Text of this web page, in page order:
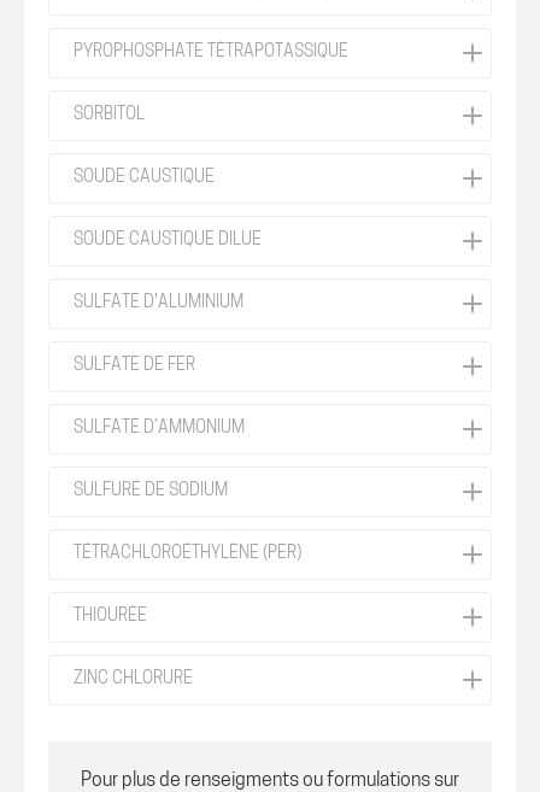
PYROPHOSPHATE TÉTRAPOTASSIQUE
SORBITOL
SOUDE CAUSTIQUE
SOUDE CAUSTIQUE DILUE
SULFATE D'ALUMINIUM
SULFATE DE FER
SULFATE D’AMMONIUM
SULFURE DE SODIUM
TÉTRACHLOROÉTHYLÈNE (PER)
THIOURÉE
ZINC CHLORURE
Pour plus de renseigments ou formulations sur